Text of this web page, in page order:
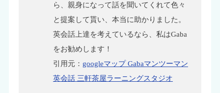
ら、親身になって話を聞いてくれて色々
と提案して貰い、本当に助かりました。
英会話上達を考えているなら、私はGaba
をお勧めします！
引用元： googleマップ Gabaマンツーマン
英会話 三軒茶屋ラーニングスタジオ